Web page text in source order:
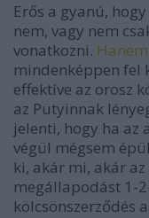
Erős a gyanú,
nem, vagy nem
vonatkozni.
mindenképpen fel
effektíve az orosz
az Putyinnak
jelenti, hogy ha
végül mégsem
ki, akár mi, akár az
megállapodást 1-
kölcsönszerződés